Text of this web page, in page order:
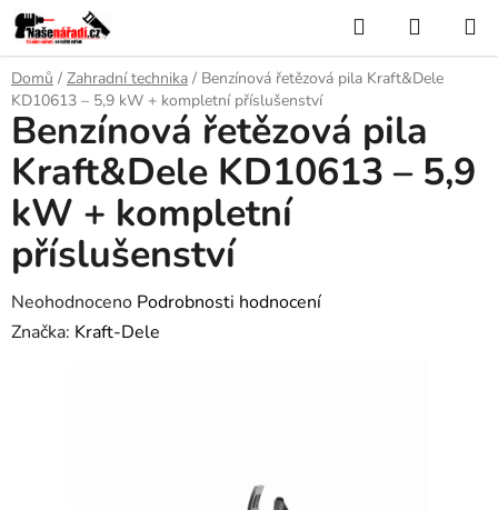
Přejít
na
obsah
Hledat
KOŠÍK
Domů / Zahradní technika / Benzínová řetězová pila Kraft&Dele
KD10613 – 5,9 kW + kompletní příslušenství
Benzínová řetězová pila
Kraft&Dele KD10613 – 5,9
kW + kompletní
příslušenství
Průměrné
hodnocení
Neohodnoceno Podrobnosti hodnocení
Značka: Kraft-Dele